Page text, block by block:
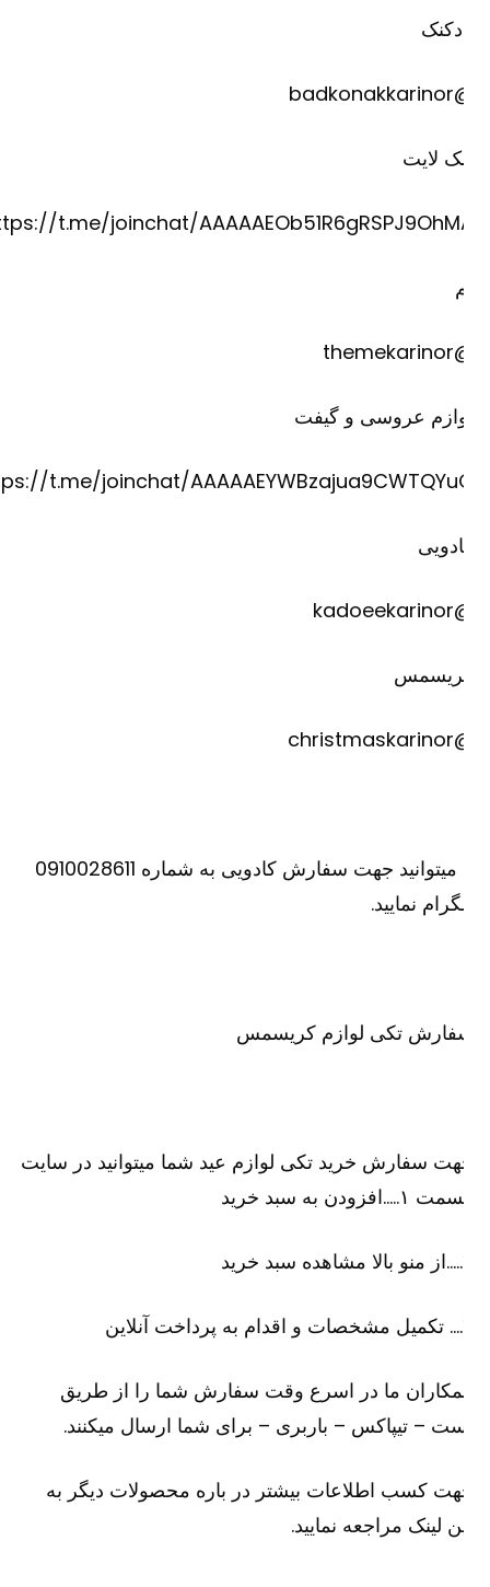
لایت
https://t.me/joinchat/
عروسی و گیفت
https://t.me/joinchat/
یا میتوانید جهت سفارش کادویی به شماره 0910028611
نمایید.
تکی لوازم کریسمس
سفارش خرید تکی لوازم عید شما میتوانید در سایت
به سبد خرید
ما در اسرع وقت سفارش شما را از طریق
– تیپاکس – باربری – برای شما ارسال میکنند.
کسب اطلاعات بیشتر در باره محصولات دیگر به
لینک مراجعه نمایید.